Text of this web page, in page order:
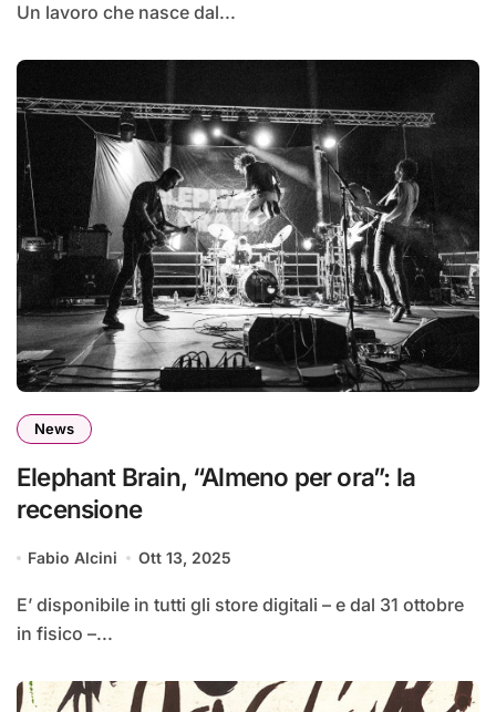
Un lavoro che nasce dal...
News
Elephant Brain, “Almeno per ora”: la
recensione
Fabio Alcini Ott 13, 2025
E’ disponibile in tutti gli store digitali – e dal 31 ottobre
in fisico –...